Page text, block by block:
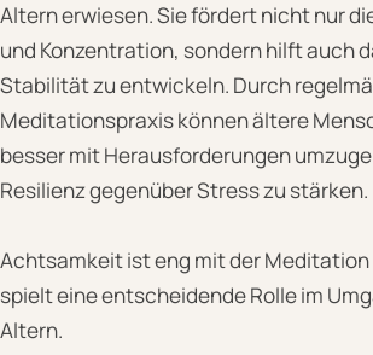
Altern erwiesen. Sie fördert nicht nur
und Konzentration, sondern hilft auch
Stabilität zu entwickeln. Durch
Meditationspraxis können ältere
besser mit Herausforderungen
Resilienz gegenüber Stress zu stärken.
Achtsamkeit ist eng mit der Meditation
spielt eine entscheidende Rolle im
Altern.